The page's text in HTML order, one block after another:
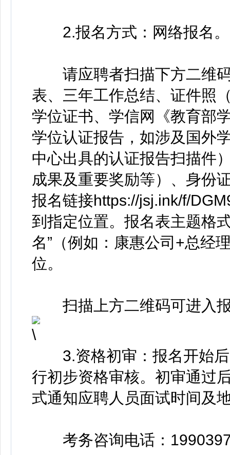
2.报名方式：网络报名。
请应聘者扫描下方二维码
表、三年工作总结、证件照
学位证书、学信网《教育部
学位认证报告，如涉及国外
中心出具的认证报告扫描件
成果及重要奖励等）、身份
报名链接https://jsj.ink/f/
到指定位置。报名表主题格
名”（例如：康惠公司+总经
位。
扫描上方二维码可进入
3.资格初审：报名开始后
行初步资格审核。初审通过
式通知应聘人员面试时间及
考务咨询电话：